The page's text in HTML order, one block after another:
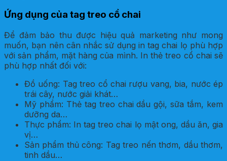
Ứng dụng của tag treo cổ chai
Để đảm bảo thu được hiệu quả marketing như mong
muốn, bạn nên cân nhắc sử dụng in tag chai lọ phù hợp
với sản phẩm, mặt hàng của mình. In thẻ treo cổ chai sẽ
phù hợp nhất đối với:
Đồ uống: Tag treo cổ chai rượu vang, bia, nước ép
trái cây, nước giải khát…
Mỹ phẩm: Thẻ tag treo chai dầu gội, sữa tắm, kem
dưỡng da…
Thực phẩm: In tag treo chai lọ mật ong, dầu ăn, gia
vị…
Sản phẩm thủ công: Tag treo nến thơm, dầu thơm,
tinh dầu…